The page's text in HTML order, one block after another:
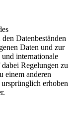
Datenbeständen
Daten und zur
internationale
Regelungen zu
einem anderen
erhoben